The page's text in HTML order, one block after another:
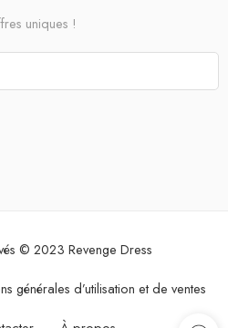
uniques !
© 2023 Revenge Dress
générales d’utilisation et de ventes